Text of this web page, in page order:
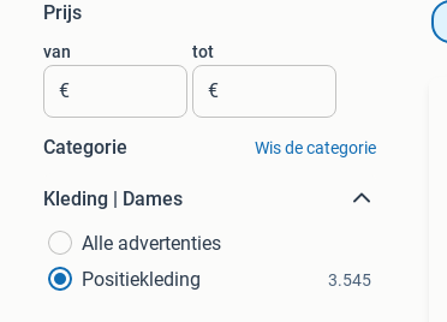
Prijs
van
€
tot
€
Categorie Wis de categorie
Kleding | Dames
Alle advertenties
Positiekleding
3.545